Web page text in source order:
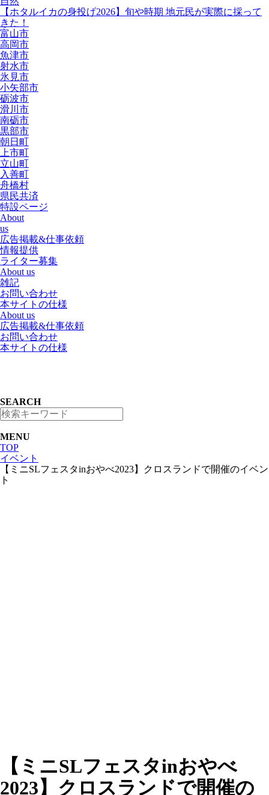
【ホタルイカの身投げ2026】旬や時期 地元民が実際に採って
きた！
富山市
高岡市
魚津市
射水市
氷見市
小矢部市
砺波市
滑川市
南砺市
黒部市
朝日町
上市町
立山町
入善町
舟橋村
県民共済
特設ページ
About
us
広告掲載&仕事依頼
情報提供
ライター募集
About us
雑記
お問い合わせ
本サイトの仕様
About us
広告掲載&仕事依頼
お問い合わせ
本サイトの仕様
SEARCH
MENU
TOP
イベント
【ミニSLフェスタinおやべ2023】クロスランドで開催のイベン
ト
【ミニSLフェスタinおやべ
2023】クロスランドで開催の